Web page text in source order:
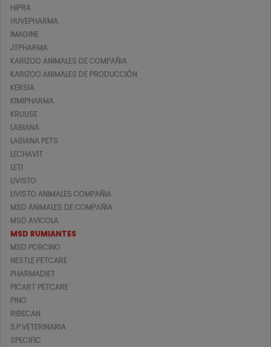
HIPRA
HUVEPHARMA
IMAGINE
JTPHARMA
KARIZOO ANIMALES DE COMPAÑIA
KARIZOO ANIMALES DE PRODUCCIÓN
KERSIA
KIMIPHARMA
KRUUSE
LABIANA
LABIANA PETS
LECHAVIT
LETI
LIVISTO
LIVISTO ANIMALES COMPAÑIA
MSD ANIMALES DE COMPAÑIA
MSD AVICOLA
MSD RUMIANTES
MSD PORCINO
NESTLE PETCARE
PHARMADIET
PICART PETCARE
PINO
RIBECAN
S.P.VETERINARIA
SPECIFIC